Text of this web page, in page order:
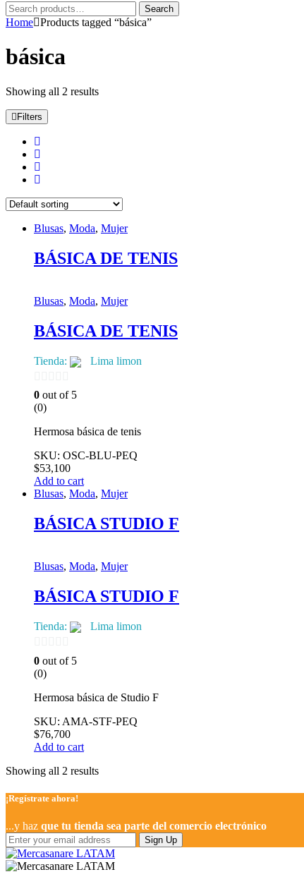
Search
for:
Search
Home Products tagged “básica”
básica
Showing all 2 results
Filters
Blusas, Moda, Mujer
BÁSICA DE TENIS
Blusas, Moda, Mujer
BÁSICA DE TENIS
Tienda: Lima limon
0
de
5
0 out of 5
(0)
Hermosa básica de tenis
SKU: OSC-BLU-PEQ
$53,100
Add to cart
Blusas, Moda, Mujer
BÁSICA STUDIO F
Blusas, Moda, Mujer
BÁSICA STUDIO F
Tienda: Lima limon
0
de
5
0 out of 5
(0)
Hermosa básica de Studio F
SKU: AMA-STF-PEQ
$76,700
Add to cart
Showing all 2 results
¡Regístrate ahora!
...y haz que tu tienda sea parte del comercio electrónico
Sign Up